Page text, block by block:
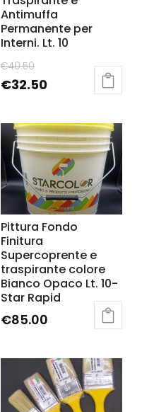
Antimuffa
Permanente per
Interni. Lt. 10
€40.50
€32.50
Pittura Fondo
Finitura
Supercoprente e
traspirante colore
Bianco Opaco Lt. 10-
Star Rapid
€85.00